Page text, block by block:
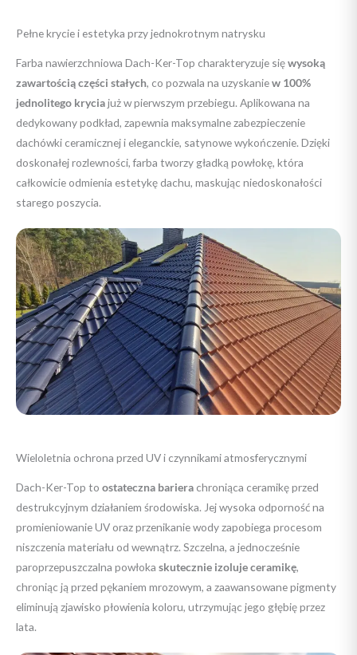
Pełne krycie i estetyka przy jednokrotnym natrysku
Farba nawierzchniowa Dach-Ker-Top charakteryzuje sięwysoką
zawartością części stałych, co pozwala na uzyskaniew 100%
jednolitego kryciajuż w pierwszym przebiegu. Aplikowana na
dedykowany podkład, zapewnia maksymalne zabezpieczenie
dachówki ceramicznej i eleganckie, satynowe wykończenie. Dzięki
doskonałej rozlewności, farba tworzy gładką powłokę, która
całkowicie odmienia estetykę dachu, maskując niedoskonałości
starego poszycia.
Wieloletnia ochrona przed UV i czynnikami atmosferycznymi
Dach-Ker-Top to ostateczna bariera chroniąca ceramikę przed
destrukcyjnym działaniem środowiska. Jej wysoka odporność na
promieniowanie UV oraz przenikanie wody zapobiega procesom
niszczenia materiału od wewnątrz. Szczelna, a jednocześnie
paroprzepuszczalna powłoka skutecznie izoluje ceramikę,
chroniąc ją przed pękaniem mrozowym, a zaawansowane pigmenty
eliminują zjawisko płowienia koloru, utrzymując jego głębię przez
lata.